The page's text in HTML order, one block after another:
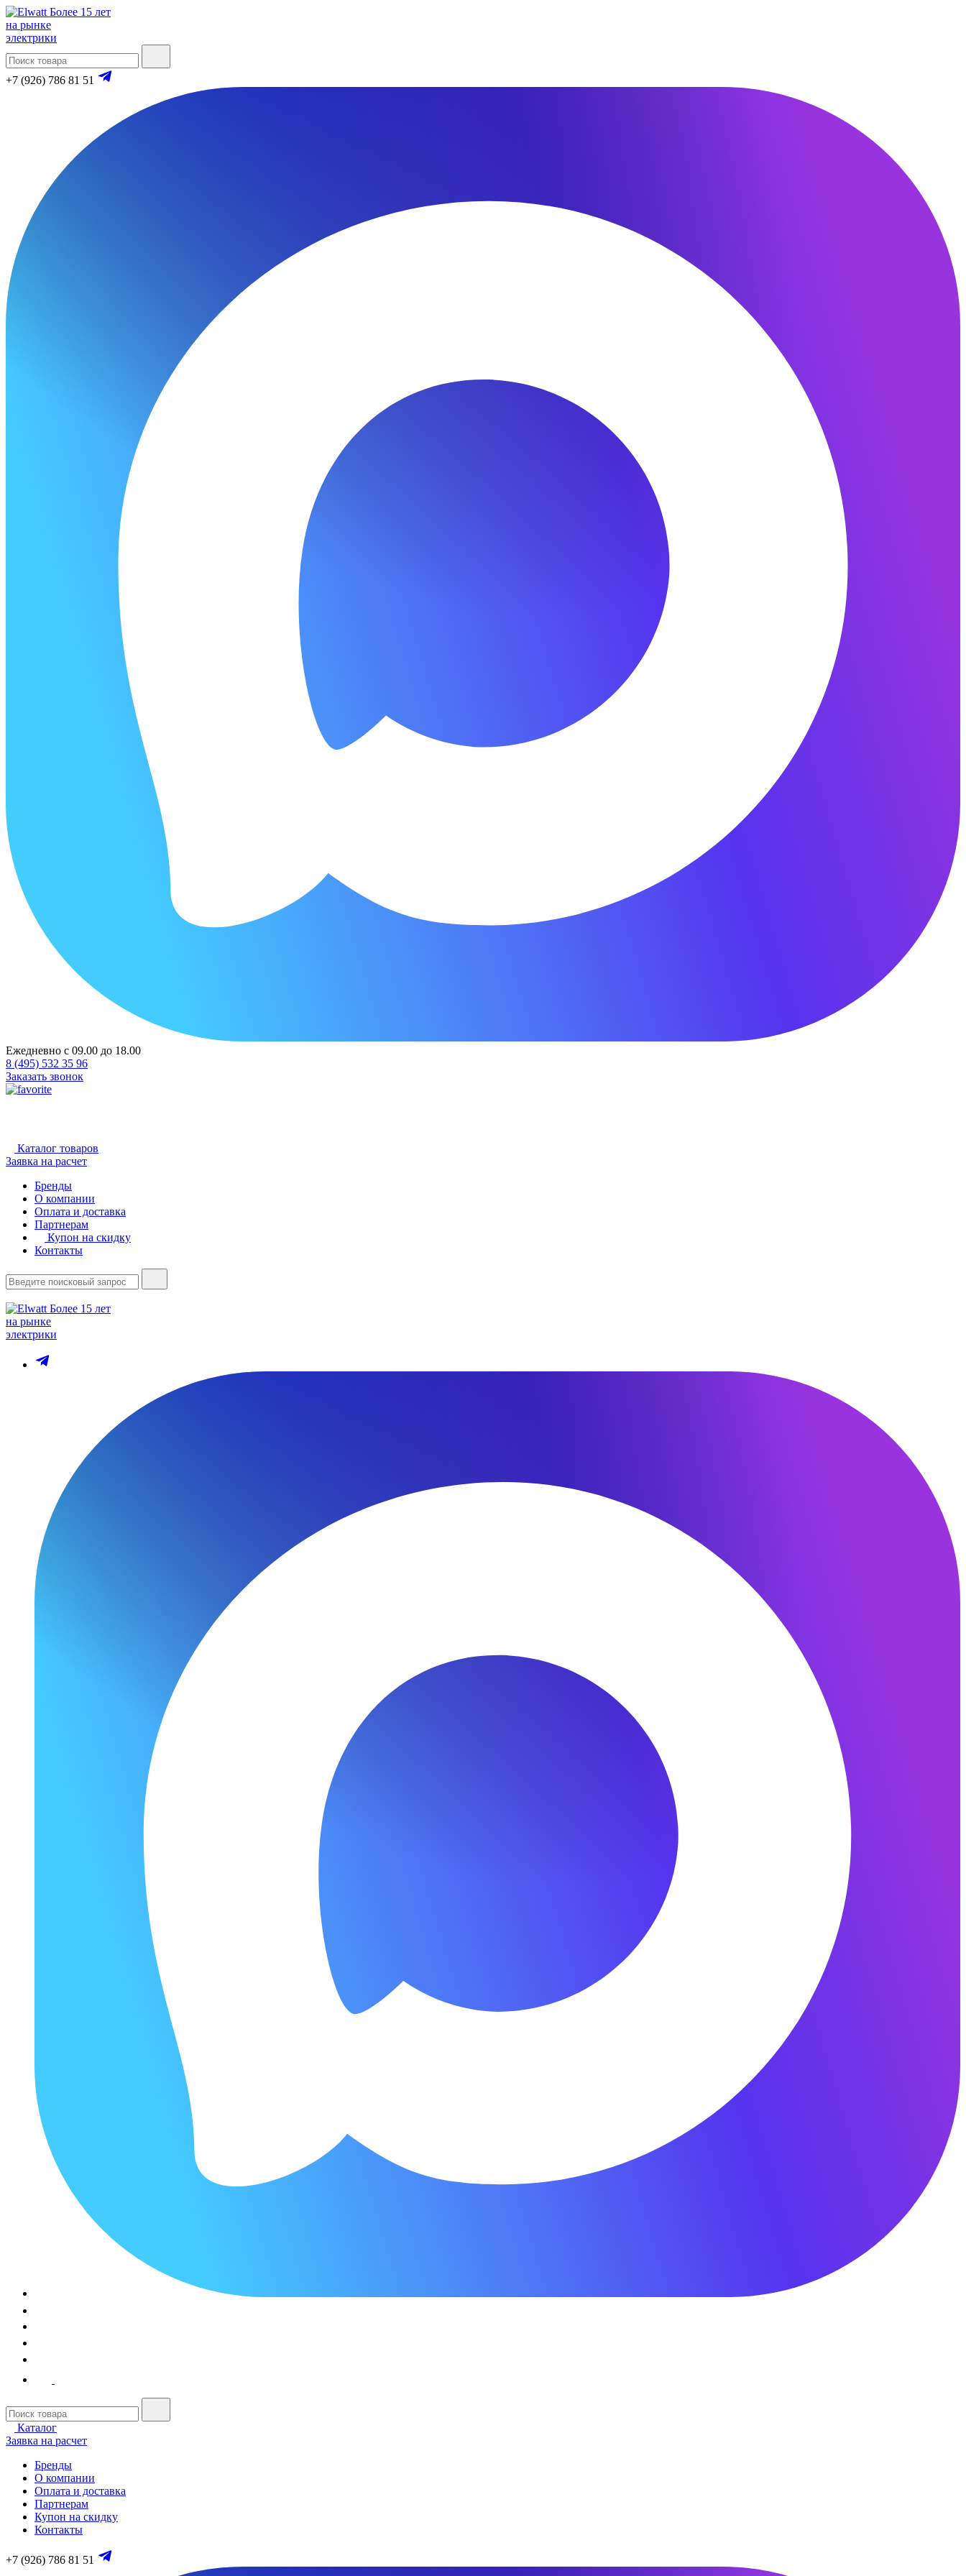
Более 15 лет
на рынке
электрики
+7 (926) 786 81 51
Ежедневно с 09.00 до 18.00
8 (495) 532 35 96
Заказать звонок
Каталог товаров
Заявка на расчет
Бренды
О компании
Оплата и доставка
Партнерам
Купон на скидку
Контакты
Более 15 лет
на рынке
электрики
Каталог
Заявка на расчет
Бренды
О компании
Оплата и доставка
Партнерам
Купон на скидку
Контакты
+7 (926) 786 81 51